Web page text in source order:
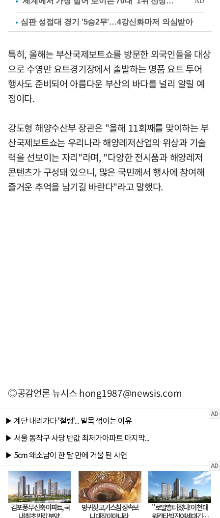
심판 성접대 경기 '5승2무'…4강신화마저 의심받아
특히, 올해는 부산국제보트쇼를 방문한 외국인들을 대상
으로 수영만 요트경기장에서 출발하는 명품 요트 투어
행사도 준비되어 아름다운 부산의 바다를 널리 알릴 예
정이다.
강도형 해양수산부 장관은 "올해 11회째를 맞이하는 부
산국제보트쇼는 우리나라 해양레저산업의 위상과 기술
력을 선보이는 자리"라며, "다양한 전시품과 해양레저
콘텐츠가 구성돼 있으니, 많은 국민께서 행사에 참여해
즐거운 추억을 남기길 바란다"라고 말했다.
◎공감언론 뉴시스hong1987@newsis.com